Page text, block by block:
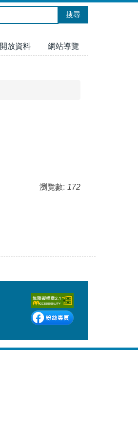
搜尋
開放資料
網站導覽
瀏覽數: 172